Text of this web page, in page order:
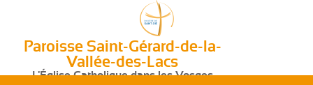
Paroisse Saint-Gérard-de-la-
Vallée-des-Lacs
L'Église Catholique dans les Vosges